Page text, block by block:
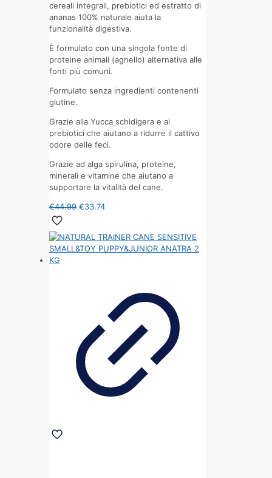
cereali integrali, prebiotici ed estratto di
ananas 100% naturale aiuta la
funzionalità digestiva.
È formulato con una singola fonte di
proteine animali (agnello) alternativa alle
fonti più comuni.
Formulato senza ingredienti contenenti
glutine.
Grazie alla Yucca schidigera e ai
prebiotici che aiutano a ridurre il cattivo
odore delle feci.
Grazie ad alga spirulina, proteine,
minerali e vitamine che aiutano a
supportare la vitalità del cane.
€44.99 €33.74